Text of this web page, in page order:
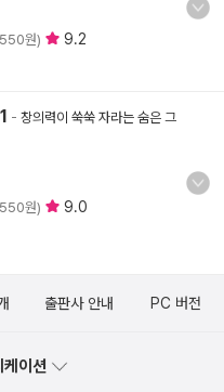
원)
9.2
- 창의력이 쑥쑥 자라는 숨은 그
원)
9.0
출판사 안내 PC 버전
이션